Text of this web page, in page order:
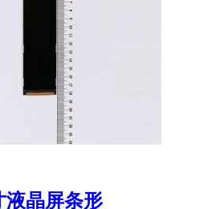
液晶屏条形